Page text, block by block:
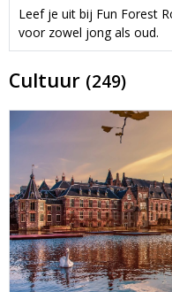
Leef je uit bij Fun Forest
voor zowel jong als oud.
Cultuur (249)